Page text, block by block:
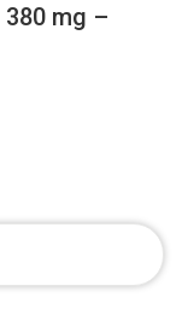
380 mg –